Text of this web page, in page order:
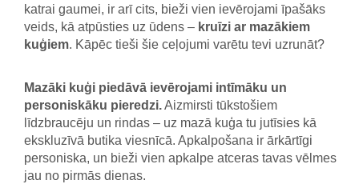
katrai gaumei, ir arī cits, bieži vien ievērojami īpašāks
veids, kā atpūsties uz ūdens – kruīzi ar mazākiem
kuģiem. Kāpēc tieši šie ceļojumi varētu tevi uzrunāt?
Mazāki kuģi piedāvā ievērojami intīmāku un
personiskāku pieredzi.Aizmirsti tūkstošiem
līdzbraucēju un rindas – uz mazā kuģa tu jutīsies kā
ekskluzīvā butika viesnīcā. Apkalpošana ir ārkārtīgi
personiska, un bieži vien apkalpe atceras tavas vēlmes
jau no pirmās dienas.